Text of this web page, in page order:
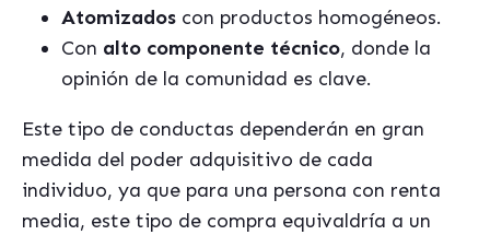
Atomizados con productos homogéneos.
Con alto componente técnico, donde la
opinión de la comunidad es clave.
Este tipo de conductas dependerán en gran
medida del poder adquisitivo de cada
individuo, ya que para una persona con renta
media, este tipo de compra equivaldría a un